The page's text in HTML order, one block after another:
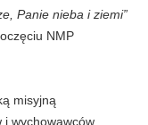
Panie nieba i ziemi”
NMP
misyjną